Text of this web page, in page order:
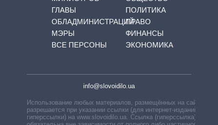
ГЛАВЫ
ОБЛАДМИНИСТРАЦИЙ
МЭРЫ
ВСЕ ПЕРСОНЫ
ПОЛИТИКА
ПРАВО
ФИНАНСЫ
ЭКОНОМИКА
info@slovoidilo.ua
Использование любых материалов, размещённых на сайте,
разрешается при указании ссылки (для интернет-изданий —
гиперссылки) на www.slovoidilo.ua. Ссылка (гиперссылка)